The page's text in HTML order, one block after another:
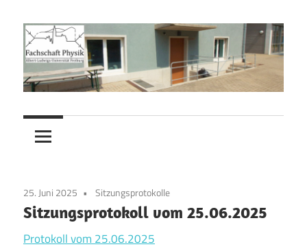
Inhalt
springen
Fachschaft
Physik
Fachschaft
Physik
25. Juni 2025 Sitzungsprotokolle
Sitzungsprotokoll vom 25.06.2025
Protokoll vom 25.06.2025